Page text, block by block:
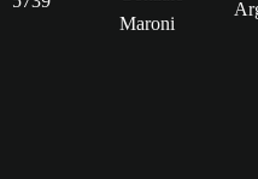
Maroni